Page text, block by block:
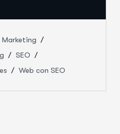
Marketing
SEO
Web con SEO